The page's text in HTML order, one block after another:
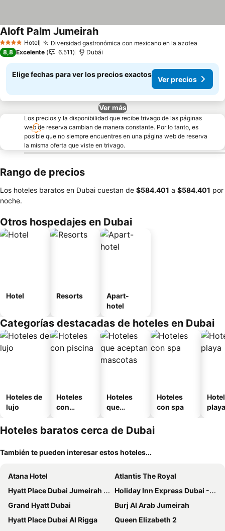
4 EstrellasHotel Diversidad gastronómica con mexicano en la azotea
Aloft Palm Jumeirah
8,8 Excelente 6.511 Dubái
Elige fechas para ver los precios exactos
Ver precios
Ver más
Los precios y la disponibilidad que recibe trivago de las páginas
web de reserva cambian de manera constante. Por lo tanto, es
posible que no siempre encuentres en una página web de reserva
la misma oferta que viste en trivago.
Rango de precios
Los hoteles baratos en Dubai cuestan de ‎$584.401 a ‎$584.401 por
noche.
Otros hospedajes en Dubai
Hotel Resorts
Apart-
hotel
Categorías destacadas de hoteles en Dubai
Hoteles de
lujo
Hoteles
con
Hoteles
que
mascotas
Hoteles
con spa
playa
Hoteles baratos cerca de Dubai
También te pueden interesar estos hoteles...
Atana Hotel
Atlantis The Royal
Hyatt Place Dubai Jumeirah Residences
Holiday Inn Express Dubai - Jumeirah By Ihg
Grand Hyatt Dubai
Burj Al Arab Jumeirah
Hyatt Place Dubai Al Rigga
Queen Elizabeth 2